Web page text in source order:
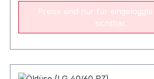
jährlich. Bei Bedarf mit Originalteilen
auswechseln. Empfohlene
SCHEER 0.25 gph / 80° SC (8 /14
kW)022540 Öldüse SCHEER 0,35 /
Preise sind nur für
sichtbar.